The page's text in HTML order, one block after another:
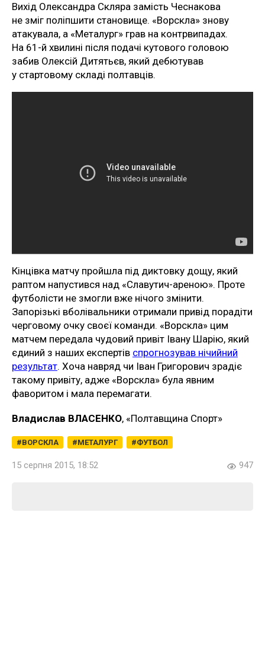
Вихід Олександра Скляра замість Чеснакова
не зміг поліпшити становище. «Ворскла» знову
атакувала, а «Металург» грав на контрвипадах.
На 61-й хвилині після подачі кутового головою
забив Олексій Дитятьєв, який дебютував
у стартовому складі полтавців.
Кінцівка матчу пройшла під диктовку дощу, який
раптом напустився над «Славутич-ареною». Проте
футболісти не змогли вже нічого змінити.
Запорізькі вболівальники отримали привід порадіти
черговому очку своєї команди. «Ворскла» цим
матчем передала чудовий привіт Івану Шарію, який
єдиний з наших експертів спрогнозував нічийний
результат. Хоча навряд чи Іван Григорович зрадіє
такому привіту, адже «Ворскла» була явним
фаворитом і мала перемагати.
Владислав ВЛАСЕНКО, «Полтавщина Спорт»
ВОРСКЛА МЕТАЛУРГ ФУТБОЛ
15 серпня 2015, 18:52 947